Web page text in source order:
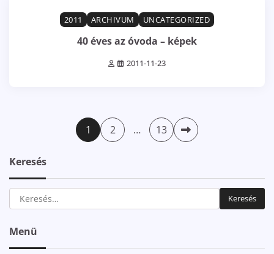
2011
ARCHIVUM UNCATEGORIZED
40 éves az óvoda – képek
2011-11-23
Bejegyzések
1 2 … 13
Keresés
Keresés:
Menü